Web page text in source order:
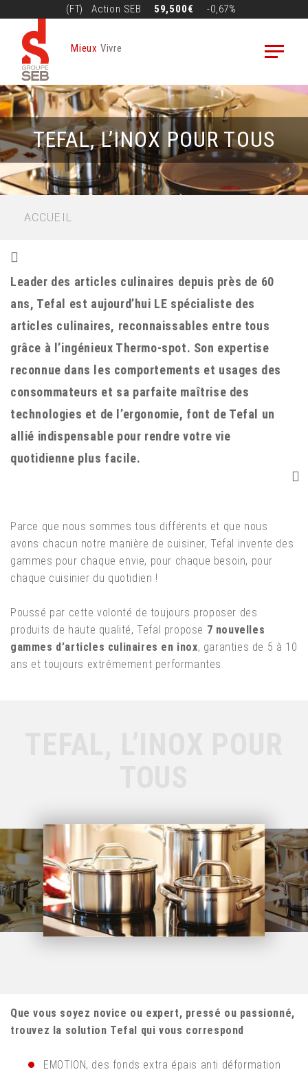
contenu
principal
(FT) Action SEB 59,500€ -0,67%
Mieux Vivre
TEFAL, L’INOX POUR TOUS
FIL
ACCUEIL
Leader des articles culinaires depuis près de 60
ans, Tefal est aujourd’hui LE spécialiste des
articles culinaires, reconnaissables entre tous
grâce à l’ingénieux Thermo-spot. Son expertise
reconnue dans les comportements et usages des
consommateurs et sa parfaite maîtrise des
technologies et de l’ergonomie, font de Tefal un
allié indispensable pour rendre votre vie
quotidienne plus facile.
Parce que nous sommes tous différents et que nous
avons chacun notre manière de cuisiner, Tefal invente des
gammes pour chaque envie, pour chaque besoin, pour
chaque cuisinier du quotidien !
Poussé par cette volonté de toujours proposer des
produits de haute qualité, Tefal propose 7 nouvelles
gammes d’articles culinaires en inox, garanties de 5 à 10
ans et toujours extrêmement performantes.
Que vous soyez novice ou expert, pressé ou passionné,
trouvez la solution Tefal qui vous correspond
EMOTION, des fonds extra épais anti déformation